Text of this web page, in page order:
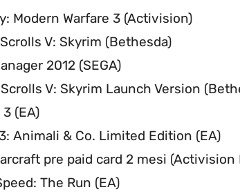
Modern Warfare 3 (Activision)
V: Skyrim (Bethesda)
2012 (SEGA)
V: Skyrim Launch Version
(EA)
Animali & Co. Limited Edition (EA)
pre paid card 2 mesi (Activision
The Run (EA)